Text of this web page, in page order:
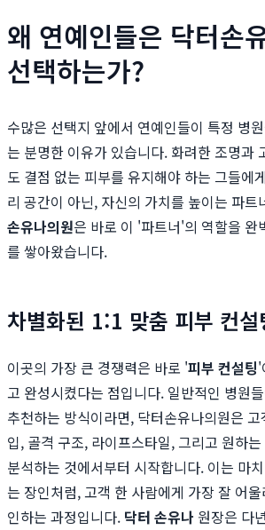
왜 연예인들은 닥터손
선택하는가?
수많은 선택지 앞에서 연예인들이 특정 병
는 분명한 이유가 있습니다. 화려한 조명과
도 결점 없는 피부를 유지해야 하는 그들에
리 공간이 아닌, 자신의 가치를 높이는 파트
손유나의원은 바로 이 '파트너'의 역할을 완
를 쌓아왔습니다.
차별화된 1:1 맞춤 피부 컨설
이곳의 가장 큰 경쟁력은 바로 '피부 컨설팅'
고 완성시켰다는 점입니다. 일반적인 병원
추천하는 방식이라면, 닥터손유나의원은
입, 골격 구조, 라이프스타일, 그리고 원하
분석하는 것에서부터 시작합니다. 이는 마
는 장인처럼, 고객 한 사람에게 가장 잘 어
인하는 과정입니다. 닥터 손유나 원장은 다